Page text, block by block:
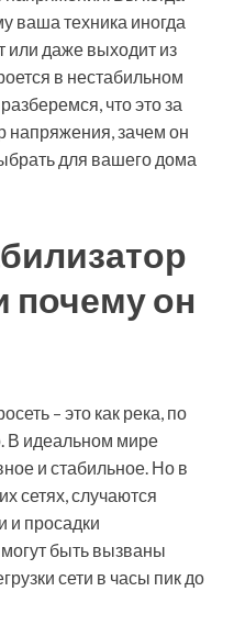
ваша техника иногда
или даже выходит из
в нестабильном
что это за
напряжения, зачем он
для вашего дома
почему он
– это как река, по
В идеальном мире
и стабильное. Но в
сетях, случаются
и просадки
быть вызваны
сети в часы пик до